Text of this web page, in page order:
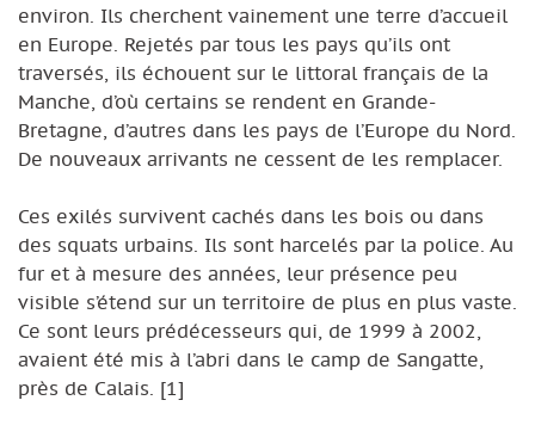
environ. Ils cherchent vainement une terre d’accueil
en Europe. Rejetés par tous les pays qu’ils ont
traversés, ils échouent sur le littoral français de la
Manche, d’où certains se rendent en Grande-
Bretagne, d’autres dans les pays de l’Europe du Nord.
De nouveaux arrivants ne cessent de les remplacer.
Ces exilés survivent cachés dans les bois ou dans
des squats urbains. Ils sont harcelés par la police. Au
fur et à mesure des années, leur présence peu
visible s’étend sur un territoire de plus en plus vaste.
Ce sont leurs prédécesseurs qui, de 1999 à 2002,
avaient été mis à l’abri dans le camp de Sangatte,
près de Calais. [1]